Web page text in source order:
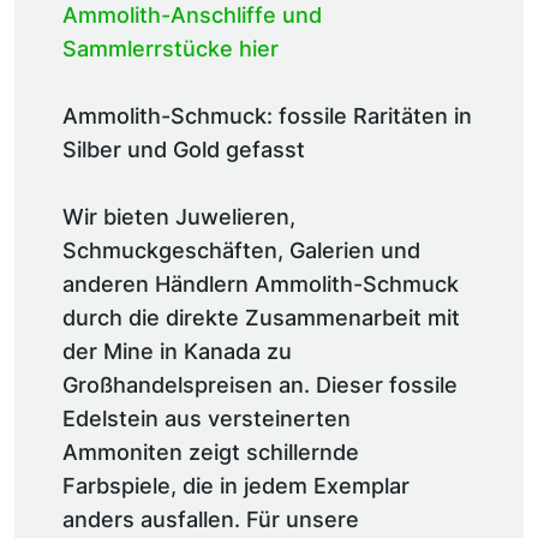
Ammolith-Anschliffe und
Sammlerrstücke hier
Ammolith-Schmuck: fossile Raritäten in
Silber und Gold gefasst
Wir bieten Juwelieren,
Schmuckgeschäften, Galerien und
anderen Händlern Ammolith-Schmuck
durch die direkte Zusammenarbeit mit
der Mine in Kanada zu
Großhandelspreisen an. Dieser fossile
Edelstein aus versteinerten
Ammoniten zeigt schillernde
Farbspiele, die in jedem Exemplar
anders ausfallen. Für unsere